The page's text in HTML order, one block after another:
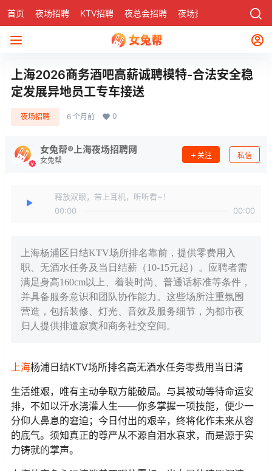
首页 夜场招聘 KTV招聘 夜总会招聘 夜场资讯 社区
上海2026商务酒吧高薪诚聘模特-合法安全稳
定发展异地员工专车接送
夜场招聘 6 个月前 0
女兔帮®上海夜场招聘网
女兔帮
关注 私信
释放双眼，带上耳机，听听看~！
00:00
00:00
上海杨浦区日结KTV场所排名靠前，提供零费用入
职、无酒水任务及当日结薪（10-15元起）。应聘者需
满足身高160cm以上、着装时尚、普通话标准等条件，
并具备服务意识和团队协作能力。这些场所注重氛围
营造，包括装修、灯光、音效及服务细节，为都市夜
归人提供排遣寂寞和商务社交空间。
上海杨浦日结KTV场所排名高无酒水任务零费用当日清
生活维艰，唯有主动争取方能破局。与其被动等待命运安
排，不如以汗水浇灌人生——你多掌握一项技能，便少一
分仰人鼻息的窘迫；今日付出的艰辛，终将化作未来从容
的底气。须知真正的尊严从不源自泪水哀求，而是源于实
力铸就的掌声。